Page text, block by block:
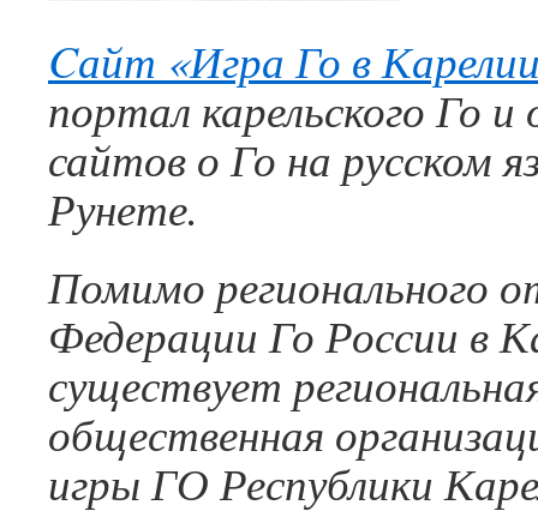
Cайт «Игра Го в
портал карельского Го и
сайтов о Го на русском
Рунете.
Помимо регионального
Федерации Го России в
существует
общественная
игры ГО Республики